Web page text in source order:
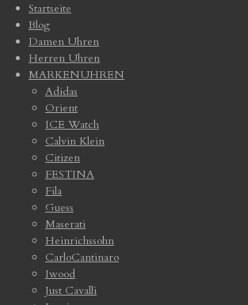
Startseite
Blog
Damen Uhren
Herren Uhren
MARKENUHREN
Adidas
Orient
ICE Watch
Calvin Klein
Citizen
FESTINA
Fila
Guess
Maserati
Heinrichssohn
CarloCantinaro
Iwood
Just Cavalli